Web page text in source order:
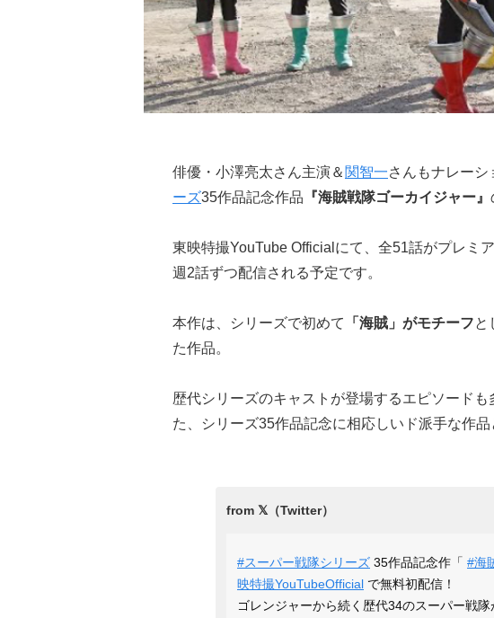
俳優・小澤亮太さん主演＆ 関智一さんもナレーシ
ーズ35作品記念作品 『海賊戦隊ゴーカイジャー』
東映特撮YouTube Officialにて、全51話がプレミ
週2話ずつ配信される予定です。
本作は、シリーズで初めて 「海賊」がモチーフと
た作品。
歴代シリーズのキャストが登場するエピソード
た、シリーズ35作品記念に相応しいド派手な作品
#スーパー戦隊シリーズ 35作品記念作「 #海
映特撮YouTubeOfficial で無料初配信！
ゴレンジャーから続く歴代34のスーパー戦